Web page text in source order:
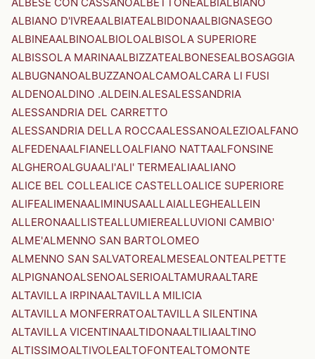
ALBIANO D'IVREAALBIATEALBIDONAALBIGNASEGO
ALBINEAALBINOALBIOLOALBISOLA SUPERIORE
ALBISSOLA MARINAALBIZZATEALBONESEALBOSAGGIA
ALBUGNANOALBUZZANOALCAMOALCARA LI FUSI
ALDENOALDINO .ALDEIN.ALESALESSANDRIA
ALESSANDRIA DEL CARRETTO
ALESSANDRIA DELLA ROCCAALESSANOALEZIOALFANO
ALFEDENAALFIANELLOALFIANO NATTAALFONSINE
ALGHEROALGUAALI'ALI' TERMEALIAALIANO
ALICE BEL COLLEALICE CASTELLOALICE SUPERIORE
ALIFEALIMENAALIMINUSAALLAIALLEGHEALLEIN
ALLERONAALLISTEALLUMIEREALLUVIONI CAMBIO'
ALME'ALMENNO SAN BARTOLOMEO
ALMENNO SAN SALVATOREALMESEALONTEALPETTE
ALPIGNANOALSENOALSERIOALTAMURAALTARE
ALTAVILLA IRPINAALTAVILLA MILICIA
ALTAVILLA MONFERRATOALTAVILLA SILENTINA
ALTAVILLA VICENTINAALTIDONAALTILIAALTINO
ALTISSIMOALTIVOLEALTOFONTEALTOMONTE